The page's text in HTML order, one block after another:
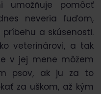
umožňuje pomôcť
neveria ľuďom,
a skúsenosti.
veterinárovi, a tak
v jej mene môžem
psov, ak ju za to
za uškom, až kým